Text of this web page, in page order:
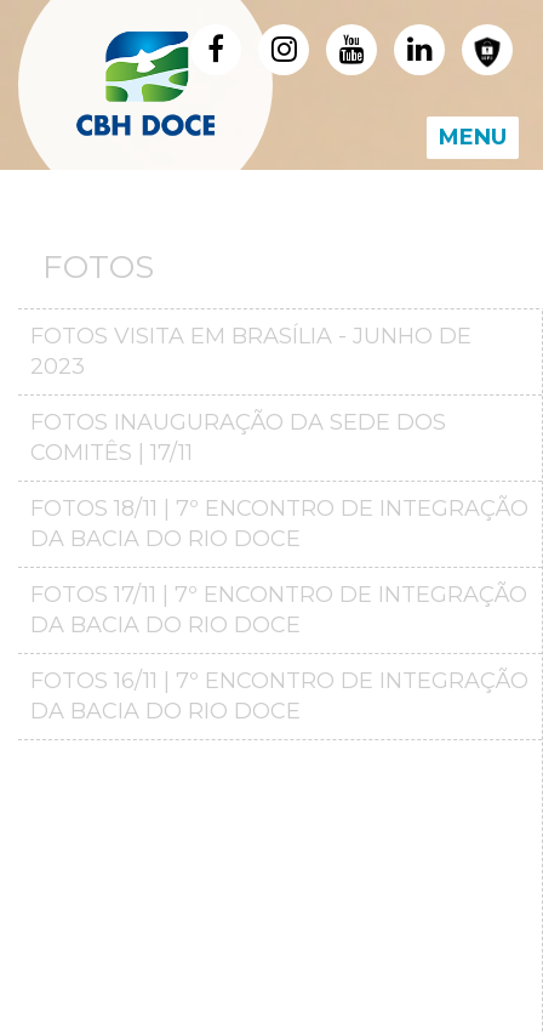
MENU
FOTOS
FOTOS VISITA EM BRASÍLIA - JUNHO DE
2023
FOTOS INAUGURAÇÃO DA SEDE DOS
COMITÊS | 17/11
FOTOS 18/11 | 7º ENCONTRO DE INTEGRAÇÃO
DA BACIA DO RIO DOCE
FOTOS 17/11 | 7º ENCONTRO DE INTEGRAÇÃO
DA BACIA DO RIO DOCE
FOTOS 16/11 | 7º ENCONTRO DE INTEGRAÇÃO
DA BACIA DO RIO DOCE